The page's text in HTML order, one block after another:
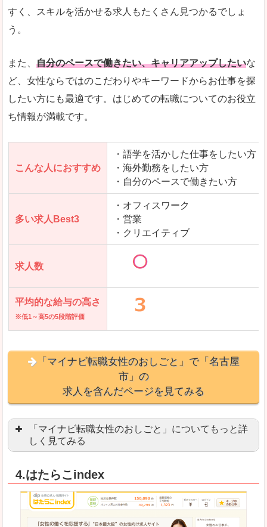
人気度 「エン転職」全体として、会員数がとても多い印
多少検索しづらいのですが、掲載情報はパッと目
「エン転職ウーマン」で「名古屋市」の
すく、スキルを活かせる求人もたくさん見つかるでしょ
う。
また、 自分のペースで働きたい、キャリアアップしたいな
ど、女性ならではのこだわりやキーワードからお仕事を探
したい方にも最適です。はじめての転職についてのお役立
ち情報が満載です。
こんな人におすすめ
・語学を活かした仕事をしたい方
・海外勤務をしたい方
・自分のペースで働きたい方
多い求人Best3
・オフィスワーク
・営業
・クリエイティブ
求人数
平均的な給与の高さ
※低1～高5の5段階評価
「マイナビ転職女性のおしごと」で「名古屋
市」の
求人を含んだページを見てみる
「マイナビ転職女性のおしごと」についてもっと詳
しく見てみる
良いところ
「自分のペースで働きたい」「キャリアアップ」
はじめての転職についてのお役立ち情報が満載で
4.はたらこindex